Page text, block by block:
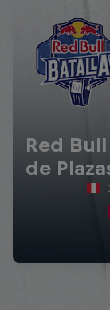
Red
de